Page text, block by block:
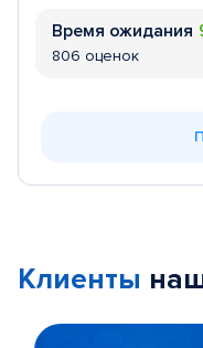
Время ожидания
806 оценок
Клиенты